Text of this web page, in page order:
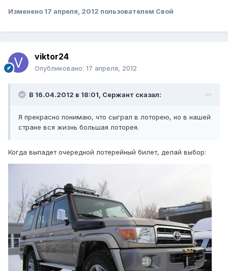
Изменено 17 апреля, 2012 пользователем Свой
viktor24
Опубликовано: 17 апреля, 2012
В 16.04.2012 в 18:01, Сержант сказал:
Я прекрасно понимаю, что сыграл в лоторею, но в нашей
стране вся жизнь большая лоторея.
Когда выпадет очередной лотерейный билет, делай выбор: